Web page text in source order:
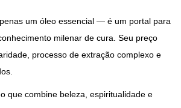
um óleo essencial — é um portal para
milenar de cura. Seu preço
processo de extração complexo e
que combine beleza, espiritualidade e